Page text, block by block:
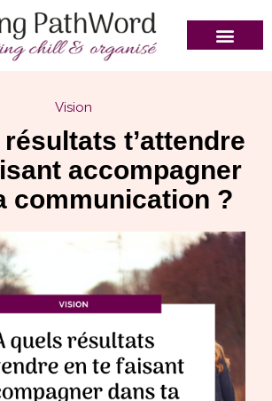
Vision
t’attendre
accompagner
communication ?